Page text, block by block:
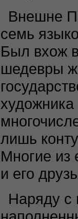
Внешне
семь
Был вхож
шедевры
лишь
Многие из
и его
Наряду с